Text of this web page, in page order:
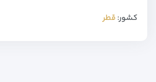
کشور:قطر